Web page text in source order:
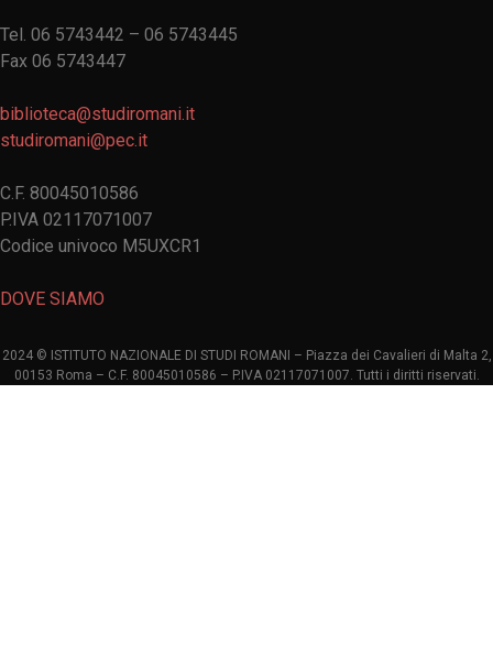
Tel. 06 5743442 – 06 5743445
Fax 06 5743447
biblioteca@studiromani.it
studiromani@pec.it
C.F. 80045010586
P.IVA 02117071007
Codice univoco M5UXCR1
DOVE SIAMO
2024 © ISTITUTO NAZIONALE DI STUDI ROMANI – Piazza dei Cavalieri di Malta 2,
00153 Roma – C.F. 80045010586 – P.IVA 02117071007. Tutti i diritti riservati.